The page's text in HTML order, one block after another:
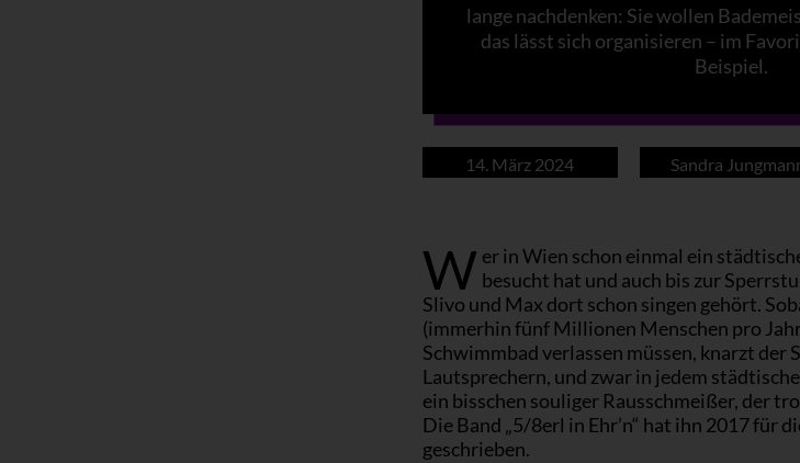
lange nachdenken: Sie wollen
das lässt sich organisieren – im
Beispiel.
14. März 2024 Sandra
W er in Wien schon einmal ein
besucht hat und auch bis zur
Slivo und Max dort schon singen gehört.
(immerhin fünf Millionen Menschen pro
Schwimmbad verlassen müssen, knarzt der
Lautsprechern, und zwar in jedem
ein bisschen souliger Rausschmeißer, der
Die Band „5/8erl in Ehr’n“ hat ihn 2017 für
geschrieben.